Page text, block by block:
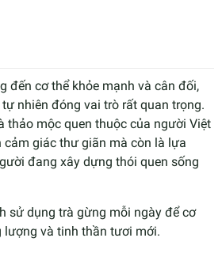
đến cơ thể khỏe mạnh và cân đối,
nhiên đóng vai trò rất quan trọng.
thảo mộc quen thuộc của người Việt
giác thư giãn mà còn là lựa
đang xây dựng thói quen sống
sử dụng trà gừng mỗi ngày để cơ
lượng và tinh thần tươi mới.